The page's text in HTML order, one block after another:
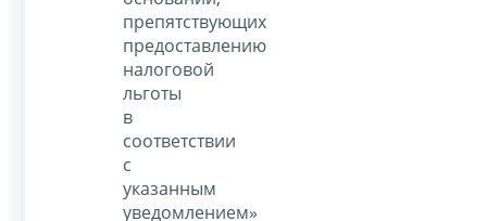
препятствующих
предоставлению
налоговой
льготы
в
соответствии
с
указанным
уведомлением»